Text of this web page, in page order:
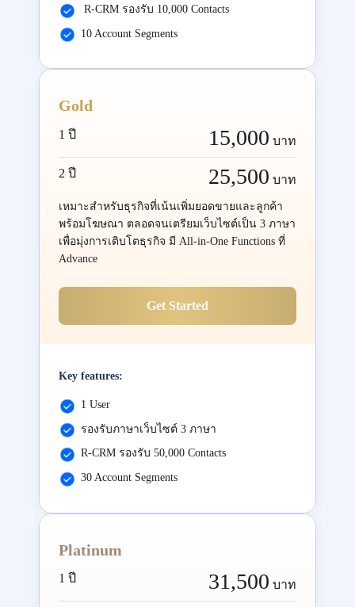
R-CRM รองรับ 10,000 Contacts
10 Account Segments
Gold
1 ปี 15,000 บาท
2 ปี 25,500 บาท
เหมาะสำหรับธุรกิจที่เน้นเพิ่มยอดขายและลูกค้า
พร้อมโฆษณา ตลอดจนเตรียมเว็บไซต์เป็น 3 ภาษา
เพื่อมุ่งการเติบโตธุรกิจ มี All-in-One Functions ที่
Advance
Get Started
Key features:
1 User
รองรับภาษาเว็บไซต์ 3 ภาษา
R-CRM รองรับ 50,000 Contacts
30 Account Segments
Platinum
1 ปี 31,500 บาท